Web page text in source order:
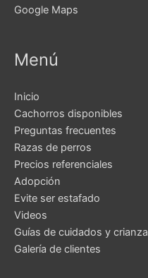
Google Maps
Menú
Inicio
Cachorros disponibles
Preguntas frecuentes
Razas de perros
Precios referenciales
Adopción
Evite ser estafado
Videos
Guías de cuidados y crianza
Galería de clientes